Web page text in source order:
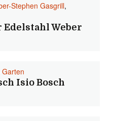
Stephen Gasgrill,
Weber
Isio Bosch